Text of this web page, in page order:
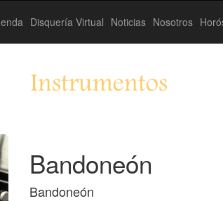
Disquería Virtual Noticias Nosotros
Instrumentos
Bandoneón
Bandoneón